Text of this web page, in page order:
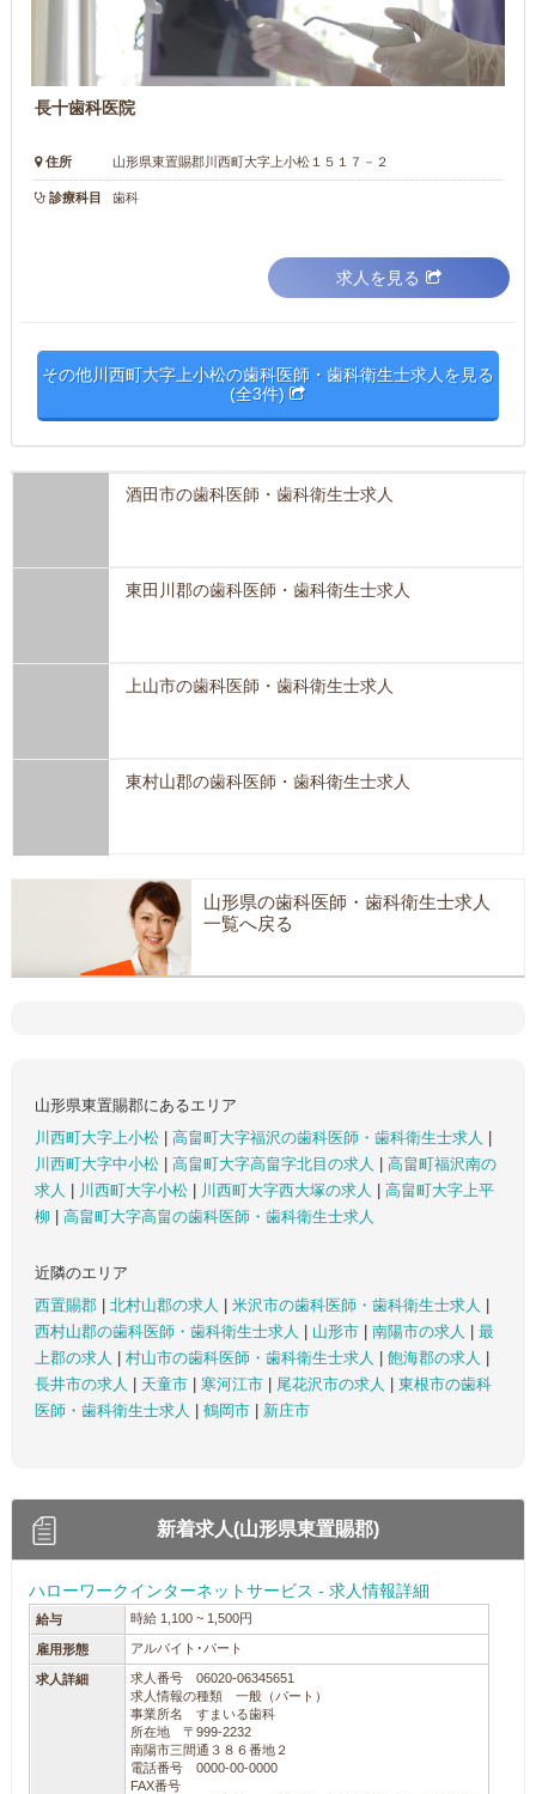
長十歯科医院
住所 山形県東置賜郡川西町大字上小松１５１７－２
診療科目 歯科
求人を見る
その他川西町大字上小松の歯科医師・歯科衛生士求人を見る
(全3件)
酒田市の歯科医師・歯科衛生士求人
東田川郡の歯科医師・歯科衛生士求人
上山市の歯科医師・歯科衛生士求人
東村山郡の歯科医師・歯科衛生士求人
山形県の歯科医師・歯科衛生士求人
一覧へ戻る
山形県東置賜郡にあるエリア
川西町大字上小松
高畠町大字福沢の歯科医師・歯科衛生士求人
川西町大字中小松
高畠町大字高畠字北目の求人
高畠町福沢南の
求人
川西町大字小松 川西町大字西大塚の求人
高畠町大字上平
柳
高畠町大字高畠の歯科医師・歯科衛生士求人
近隣のエリア
西置賜郡
北村山郡の求人 米沢市の歯科医師・歯科衛生士求人
西村山郡の歯科医師・歯科衛生士求人
山形市 南陽市の求人
最
上郡の求人
村山市の歯科医師・歯科衛生士求人 飽海郡の求人
長井市の求人
天童市 寒河江市 尾花沢市の求人
東根市の歯科
医師・歯科衛生士求人
鶴岡市 新庄市
新着求人(山形県東置賜郡)
ハローワークインターネットサービス - 求人情報詳細
給与 時給 1,100 ~ 1,500円
雇用形態 アルバイト･パート
求人詳細
求人番号 06020-06345651
求人情報の種類 一般（パート）
事業所名 すまいる歯科
所在地 〒999-2232
南陽市三間通３８６番地２
電話番号 0000-00-0000
FAX番号